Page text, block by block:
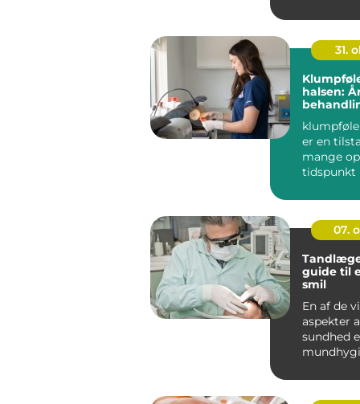
31.
halsen:
er en
mange
tidspunkt
07.
guide til
smil
En af de
aspekter
sundhed
...